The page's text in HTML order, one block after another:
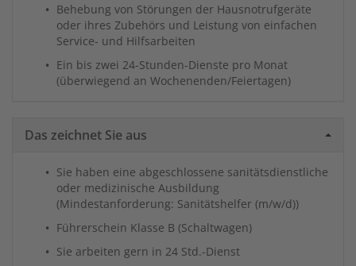
Behebung von Störungen der Hausnotrufgeräte
oder ihres Zubehörs und Leistung von einfachen
Service- und Hilfsarbeiten
Ein bis zwei 24-Stunden-Dienste pro Monat
(überwiegend an Wochenenden/Feiertagen)
Das zeichnet Sie aus
Sie haben eine abgeschlossene sanitätsdienstliche
oder medizinische Ausbildung
(Mindestanforderung: Sanitätshelfer (m/w/d))
Führerschein Klasse B (Schaltwagen)
Sie arbeiten gern in 24 Std.-Dienst